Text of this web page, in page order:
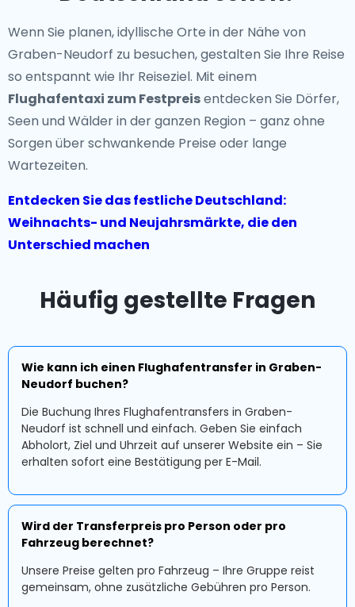
Wenn Sie planen, idyllische Orte in der Nähe von
Graben-Neudorf zu besuchen, gestalten Sie Ihre Reise
so entspannt wie Ihr Reiseziel. Mit einem
Flughafentaxi zum Festpreisentdecken Sie Dörfer,
Seen und Wälder in der ganzen Region – ganz ohne
Sorgen über schwankende Preise oder lange
Wartezeiten.
Entdecken Sie das festliche Deutschland:
Weihnachts- und Neujahrsmärkte, die den
Unterschied machen
Häufig gestellte Fragen
Wie kann ich einen Flughafentransfer in Graben-
Neudorf buchen?
Die Buchung Ihres Flughafentransfers in Graben-
Neudorf ist schnell und einfach. Geben Sie einfach
Abholort, Ziel und Uhrzeit auf unserer Website ein – Sie
erhalten sofort eine Bestätigung per E-Mail.
Wird der Transferpreis pro Person oder pro
Fahrzeug berechnet?
Unsere Preise gelten pro Fahrzeug – Ihre Gruppe reist
gemeinsam, ohne zusätzliche Gebühren pro Person.